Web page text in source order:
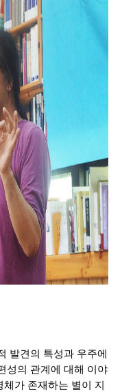
발견의 특성과 우주에
성의 관계에 대해 이야
가 존재하는 별이 지